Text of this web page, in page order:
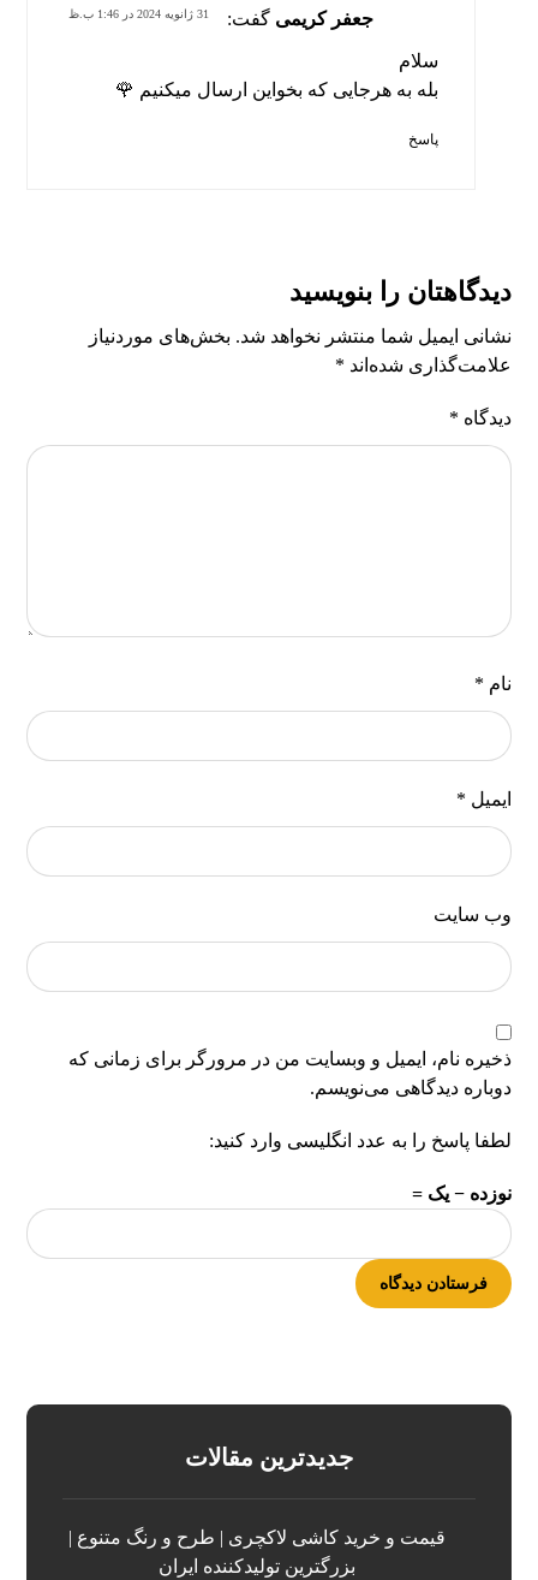
جعفر کریمی گفت: 31 ژانویه 2024 در 1:46 ب.ظ
سلام
بله به هرجایی که بخواین ارسال میکنیم 🌹
پاسخ
دیدگاهتان را بنویسید
نشانی ایمیل شما منتشر نخواهد شد. بخش‌های موردنیاز
علامت‌گذاری شده‌اند *
دیدگاه *
نام *
ایمیل *
وب‌ سایت
ذخیره نام، ایمیل و وبسایت من در مرورگر برای زمانی که
دوباره دیدگاهی می‌نویسم.
لطفا پاسخ را به عدد انگلیسی وارد کنید:
نوزده − یک =
فرستادن دیدگاه
جدیدترین مقالات
قیمت و خرید کاشی لاکچری | طرح و رنگ متنوع |
بزرگترین تولیدکننده ایران